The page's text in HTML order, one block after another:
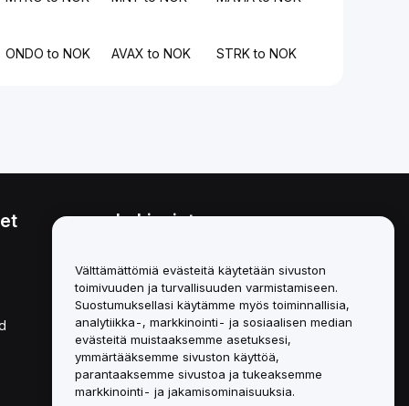
ONDO to NOK AVAX to NOK STRK to NOK
Lakiasiat
Yhteenveto säilytys- ja
hallinnointikäytännöstä
ESG-tiedot
Crypto-Asset White Papers
Välttämättömiä evästeitä käytetään sivuston
toimivuuden ja turvallisuuden varmistamiseen.
Suostumuksellasi käytämme myös toiminnallisia,
analytiikka-, markkinointi- ja sosiaalisen median
evästeitä muistaaksemme asetuksesi,
ymmärtääksemme sivuston käyttöä,
parantaaksemme sivustoa ja tukeaksemme
markkinointi- ja jakamisominaisuuksia.